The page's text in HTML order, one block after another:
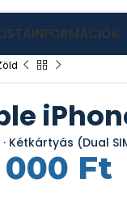
INFORMÁCIÓK
Kétkártyás (Dual
Ft